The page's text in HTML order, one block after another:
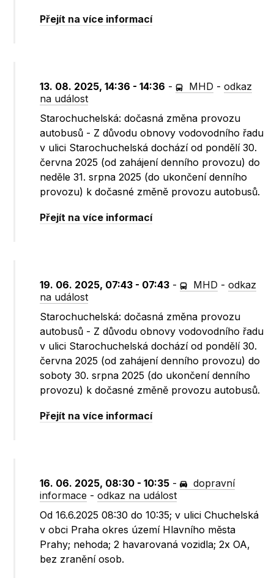
Přejít na více informací
13. 08. 2025, 14:36 - 14:36 - MHD -odkaz
na událost
Starochuchelská: dočasná změna provozu
autobusů - Z důvodu obnovy vodovodního řadu
v ulici Starochuchelská dochází od pondělí 30.
června 2025 (od zahájení denního provozu) do
neděle 31. srpna 2025 (do ukončení denního
provozu) k dočasné změně provozu autobusů.
Přejít na více informací
19. 06. 2025, 07:43 - 07:43 - MHD -odkaz
na událost
Starochuchelská: dočasná změna provozu
autobusů - Z důvodu obnovy vodovodního řadu
v ulici Starochuchelská dochází od pondělí 30.
června 2025 (od zahájení denního provozu) do
soboty 30. srpna 2025 (do ukončení denního
provozu) k dočasné změně provozu autobusů.
Přejít na více informací
16. 06. 2025, 08:30 - 10:35 -
dopravní
informace -odkaz na událost
Od 16.6.2025 08:30 do 10:35; v ulici Chuchelská
v obci Praha okres území Hlavního města
Prahy; nehoda; 2 havarovaná vozidla; 2x OA,
bez zranění osob.